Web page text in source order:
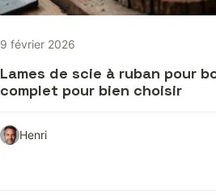
9 février 2026
Lames de scie à ruban pour
complet pour bien choisir
Henri